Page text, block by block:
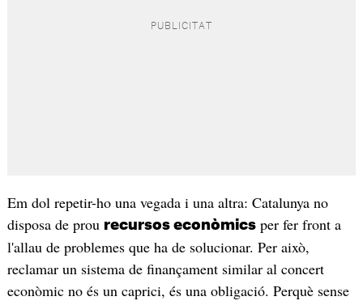
Em dol repetir-ho una vegada i una altra: Catalunya no
disposa de prou recursos econòmicsper fer front a
l'allau de problemes que ha de solucionar. Per això,
reclamar un sistema de finançament similar al concert
econòmic no és un caprici, és una obligació. Perquè sense